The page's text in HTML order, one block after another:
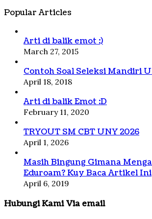
Popular Articles
Arti di balik emot :)
March 27, 2015
Contoh Soal Seleksi Mandiri
April 18, 2018
Arti di balik Emot :D
February 11, 2020
TRYOUT SM CBT UNY 2026
April 1, 2026
Masih Bingung Gimana
Eduroam? Kuy Baca Artikel Ini
April 6, 2019
Hubungi Kami Via email